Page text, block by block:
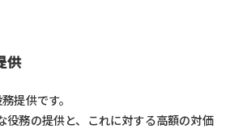
供
提供です。
役務の提供と、これに対する高額の対価